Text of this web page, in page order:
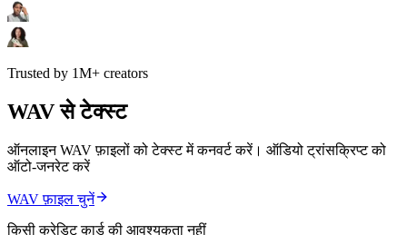
Trusted by 1M+ creators
WAV से टेक्स्ट
ऑनलाइन WAV फ़ाइलों को टेक्स्ट में कनवर्ट करें। ऑडियो ट्रांसक्रिप्ट को
ऑटो-जनरेट करें
WAV फ़ाइल चुनें
किसी क्रेडिट कार्ड की आवश्यकता नहीं